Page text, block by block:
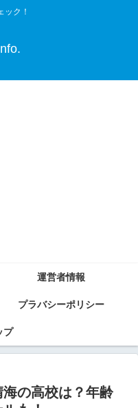
ック！
運営者情報
プラバシーポリシー
プ
の高校は？年齢